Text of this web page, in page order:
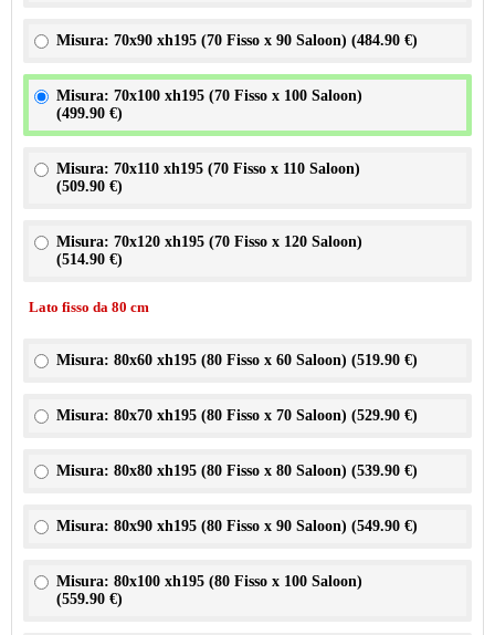
Misura: 70x90 xh195 (70 Fisso x 90 Saloon) (484.90 €)
Misura: 70x100 xh195 (70 Fisso x 100 Saloon)
(499.90 €)
Misura: 70x110 xh195 (70 Fisso x 110 Saloon)
(509.90 €)
Misura: 70x120 xh195 (70 Fisso x 120 Saloon)
(514.90 €)
Lato fisso da 80 cm
Misura: 80x60 xh195 (80 Fisso x 60 Saloon) (519.90 €)
Misura: 80x70 xh195 (80 Fisso x 70 Saloon) (529.90 €)
Misura: 80x80 xh195 (80 Fisso x 80 Saloon) (539.90 €)
Misura: 80x90 xh195 (80 Fisso x 90 Saloon) (549.90 €)
Misura: 80x100 xh195 (80 Fisso x 100 Saloon)
(559.90 €)